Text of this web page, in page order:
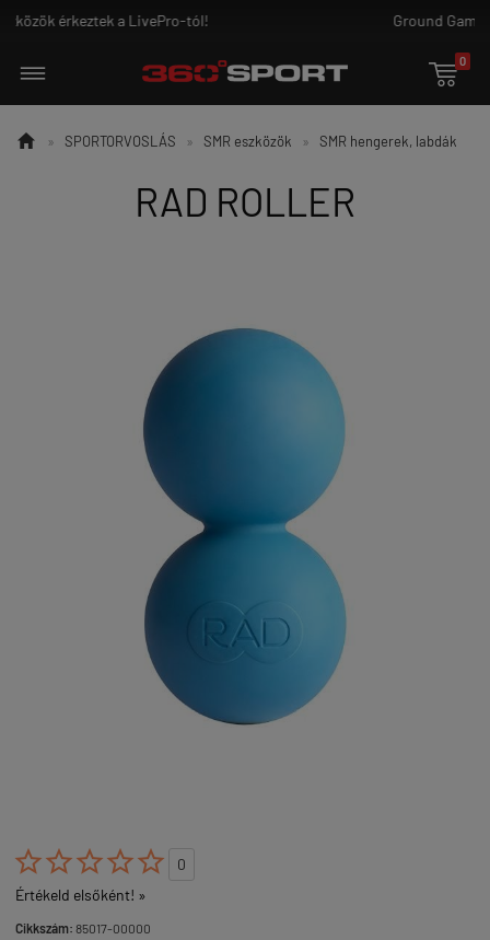
Ground Game - az igazi harcosoknak!

0
 » SPORTORVOSLÁS » SMR eszközök » SMR hengerek, labdák
RAD ROLLER

0
Értékeld elsőként! »
Cikkszám: 85017-00000